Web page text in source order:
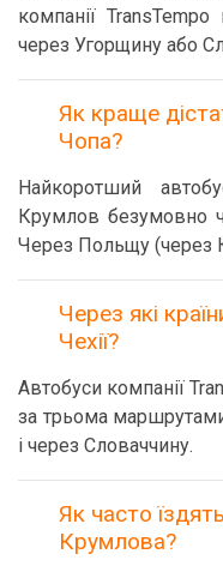
компанії
через Угорщину або
Як краще
Чопа?
Найкоротший
Крумлов безумовно
Через Польщу (через
Через які
Чехії?
Автобуси компанії
за трьома
і через Словаччину.
Як часто
Крумлова?